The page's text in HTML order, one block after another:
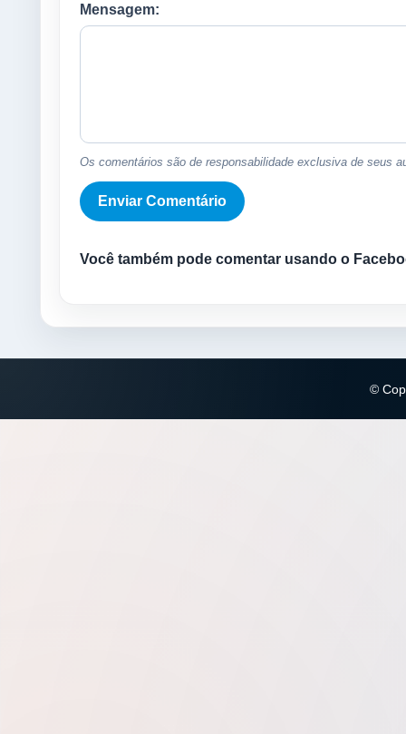
Mensagem:
Os comentários são de responsabilidade exclusiva de seus
Você também pode comentar usando o
©